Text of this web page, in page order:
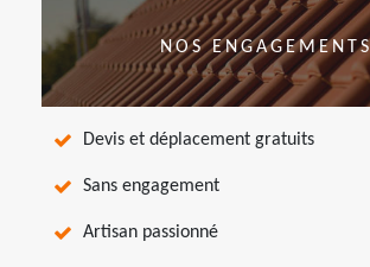
NOS ENGAGEMENTS
Devis et déplacement gratuits
Sans engagement
Artisan passionné